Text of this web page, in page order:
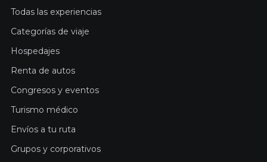
Todas las experiencias
Categorías de viaje
Hospedajes
Renta de autos
Congresos y eventos
Turismo médico
Envíos a tu ruta
Grupos y corporativos